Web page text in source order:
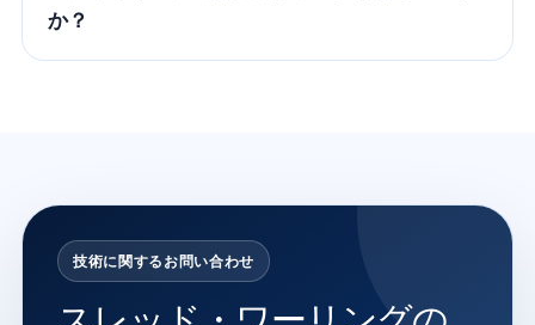
か？
技術に関するお問い合わせ